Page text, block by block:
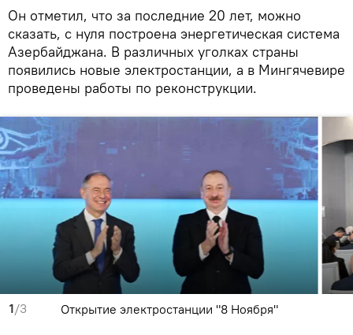
Он отметил, что за последние 20 лет, можно
сказать, с нуля построена энергетическая система
Азербайджана. В различных уголках страны
появились новые электростанции, а в Мингячевире
проведены работы по реконструкции.
1/3 Открытие электростанции "8 Ноября"